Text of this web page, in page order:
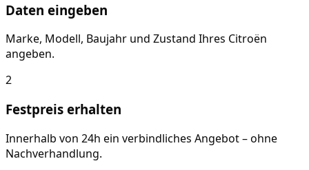
Daten eingeben
Marke, Modell, Baujahr und Zustand Ihres Citroën
angeben.
2
Festpreis erhalten
Innerhalb von 24h ein verbindliches Angebot – ohne
Nachverhandlung.